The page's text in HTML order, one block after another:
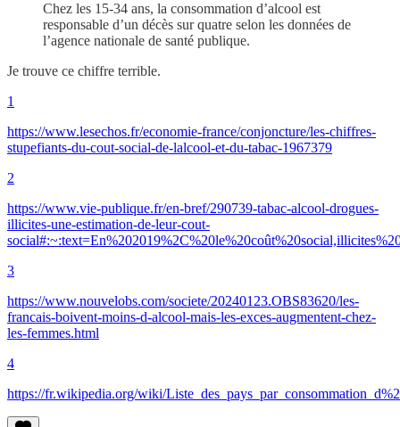
Chez les 15-34 ans, la consommation d’alcool est
responsable d’un décès sur quatre selon les données de
l’agence nationale de santé publique.
Je trouve ce chiffre terrible.
1
https://www.lesechos.fr/economie-france/conjoncture/les-chiffres-
stupefiants-du-cout-social-de-lalcool-et-du-tabac-1967379
2
https://www.vie-publique.fr/en-bref/290739-tabac-alcool-drogues-
illicites-une-estimation-de-leur-cout-
3
https://www.nouvelobs.com/societe/20240123.OBS83620/les-
francais-boivent-moins-d-alcool-mais-les-exces-augmentent-chez-
les-femmes.html
4
https://fr.wikipedia.org/wiki/